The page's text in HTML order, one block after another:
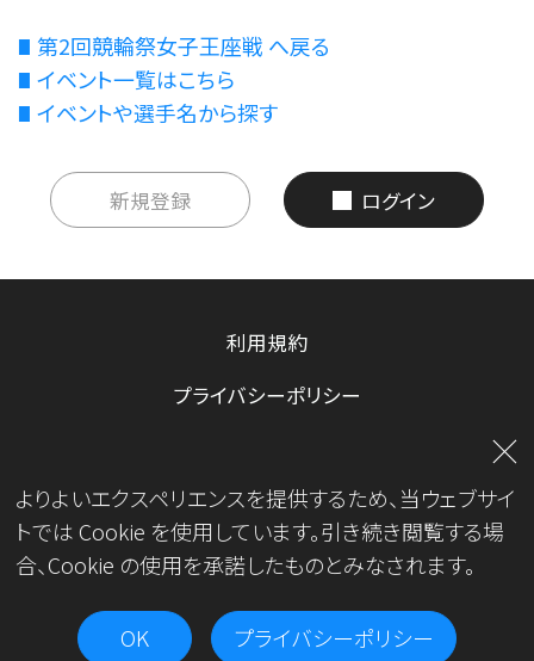
第2回競輪祭女子王座戦 へ戻る
イベント一覧はこちら
イベントや選手名から探す
新規登録 ログイン
利用規約
プライバシーポリシー
運営会社
Copyright© JKA.All Rights Reserved.
よりよいエクスペリエンスを提供するため、当ウェブサイ
トでは Cookie を使用しています。引き続き閲覧する場
合、Cookie の使用を承諾したものとみなされます。
OK プライバシーポリシー